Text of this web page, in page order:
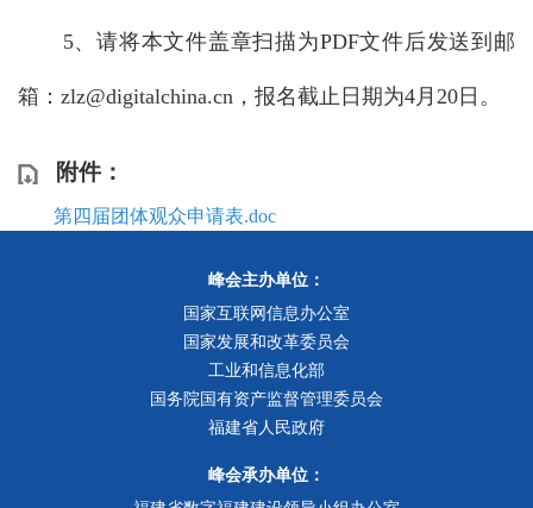
5、请将本文件盖章扫描为PDF文件后发送到邮
箱： zlz@digitalchina.cn ，报名截止日期为4月20日。
附件：
第四届团体观众申请表.doc
峰会主办单位：
国家互联网信息办公室
国家发展和改革委员会
工业和信息化部
国务院国有资产监督管理委员会
福建省人民政府
峰会承办单位：